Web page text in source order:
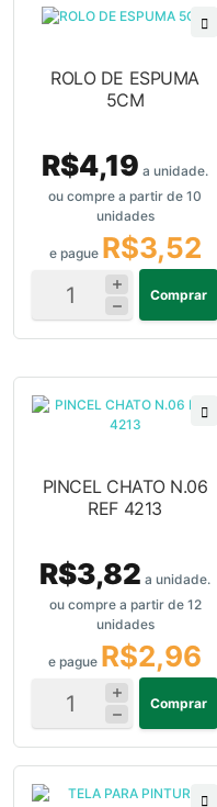
ROLO DE ESPUMA
5CM
R$4,19 a unidade.
ou compre a partir de 10
unidades
e pague R$3,52
Comprar
PINCEL CHATO N.06
REF 4213
R$3,82 a unidade.
ou compre a partir de 12
unidades
e pague R$2,96
Comprar